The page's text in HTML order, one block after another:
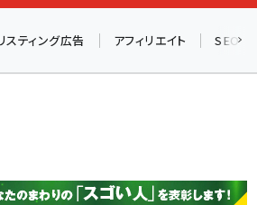
アスクル (1122)
スティング広告 アフィリエイト SEO